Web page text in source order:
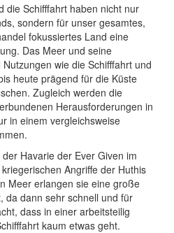
die Schifffahrt haben nicht nur
sondern für unser gesamtes,
fokussiertes Land eine
Das Meer und seine
wie die Schifffahrt und
heute prägend für die Küste
Zugleich werden die
Herausforderungen in
in einem vergleichsweise
Havarie der Ever Given im
Angriffe der Huthis
Meer erlangen sie eine große
da dann sehr schnell und für
dass in einer arbeitsteilig
kaum etwas geht.